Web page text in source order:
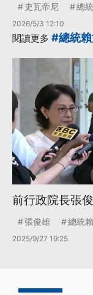
史瓦帝尼 總
2026/5/3 12:10
閱讀更多 #總統
前行政院長張
張俊雄 總統
2025/9/27 19:25